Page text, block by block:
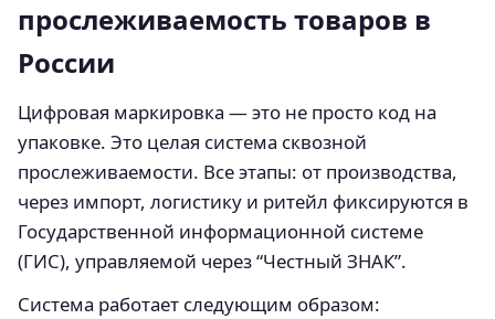
прослеживаемость товаров в
России
Цифровая маркировка — это не просто код на
упаковке. Это целая система сквозной
прослеживаемости. Все этапы: от производства,
через импорт, логистику и ритейл фиксируются в
Государственной информационной системе
(ГИС), управляемой через “Честный ЗНАК”.
Система работает следующим образом: